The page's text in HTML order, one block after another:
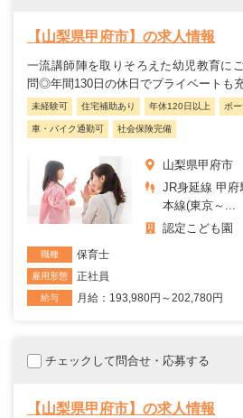
【山梨県甲府市】の求人情報
一流講師陣を取りそろえた幼児教育に
問◎年間130日の休日でプライベートも
未経験可 住宅補助あり 年休120日以上 ボ
車・バイク通勤可 社会保険完備
山梨県甲府市
JR身延線 甲
本線(東京～...
認定こども園
職種 保育士
雇用形態 正社員
給与 月給：193,980円～202,780円
チェックして問合せ・応募する
【山梨県甲府市】の求人情報